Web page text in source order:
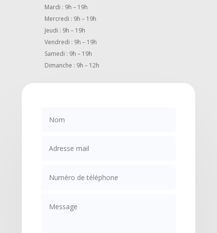
Mardi : 9h – 19h
Mercredi : 9h – 19h
Jeudi : 9h – 19h
Vendredi : 9h – 19h
Samedi : 9h – 19h
Dimanche : 9h – 12h